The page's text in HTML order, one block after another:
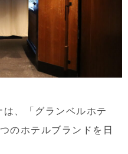
、「グランベルホテ
のホテルブランドを日